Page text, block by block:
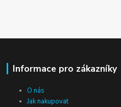
Informace pro zákazníky
O nás
Jak nakupovat